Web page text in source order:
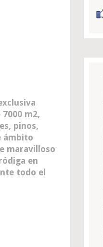
m2,
pinos,
ámbito
maravilloso
en
todo el